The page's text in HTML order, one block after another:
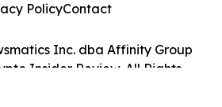
Inc. dba Affinity Group
Insider Review. All Rights
PolicyContact